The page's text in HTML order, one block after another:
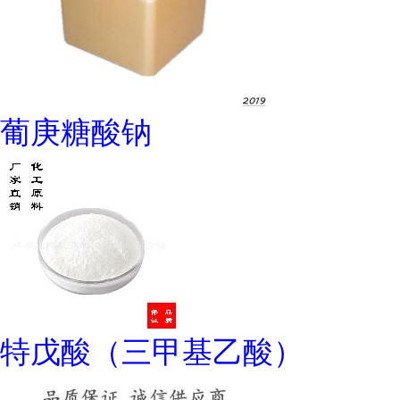
葡庚糖酸钠
特戊酸（三甲基乙酸）